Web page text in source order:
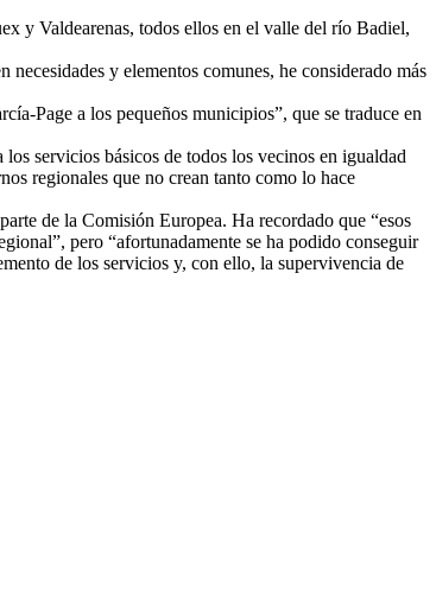
y Valdearenas, todos ellos en el valle del río Badiel,
y elementos comunes, he considerado más
Page a los pequeños municipios”, que se traduce en
servicios básicos de todos los vecinos en igualdad
regionales que no crean tanto como lo hace
de la Comisión Europea. Ha recordado que “esos
pero “afortunadamente se ha podido conseguir
de los servicios y, con ello, la supervivencia de